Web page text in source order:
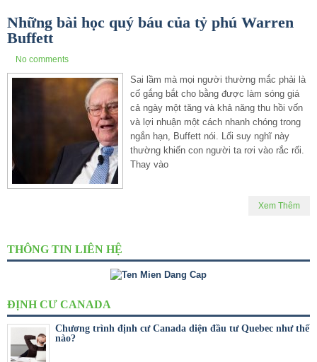
Những bài học quý báu của tỷ phú Warren
Buffett
No comments
Sai lầm mà mọi người thường mắc phải là
cố gắng bắt cho bằng được làm sóng giá
cả ngày một tăng và khả năng thu hồi vốn
và lợi nhuận một cách nhanh chóng trong
ngắn hạn, Buffett nói. Lối suy nghĩ này
thường khiến con người ta rơi vào rắc rối.
Thay vào
Xem Thêm
THÔNG TIN LIÊN HỆ
ĐỊNH CƯ CANADA
Chương trình định cư Canada diện đầu tư Quebec như thế
nào?